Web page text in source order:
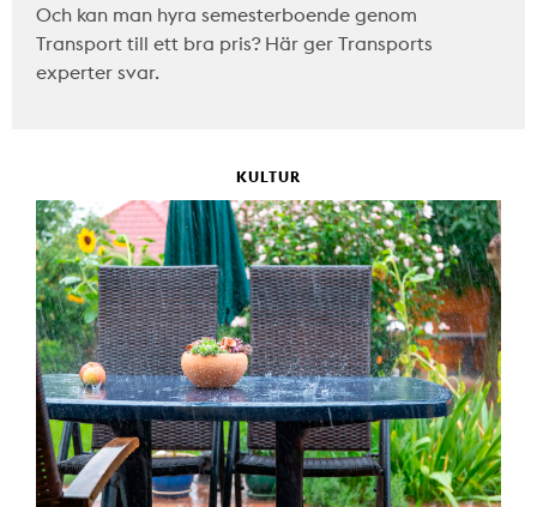
Och kan man hyra semesterboende genom
Transport till ett bra pris? Här ger Transports
experter svar.
KULTUR